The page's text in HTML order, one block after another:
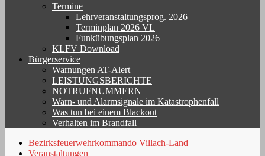
Termine
Lehrveranstaltungsprog. 2026
Terminplan 2026 VL
Funkübungsplan 2026
KLFV Download
Bürgerservice
Warnungen AT-Alert
LEISTUNGSBERICHTE
NOTRUFNUMMERN
Warn- und Alarmsignale im Katastrophenfall
Was tun bei einem Blackout
Verhalten im Brandfall
Bezirksfeuerwehrkommando Villach-Land
Veranstaltungen